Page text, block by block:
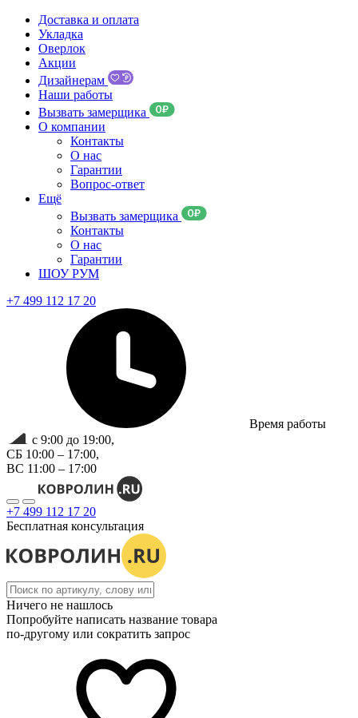
Доставка и оплата
Укладка
Оверлок
Акции
Дизайнерам
Наши работы
Вызвать замерщика
О компании
Контакты
О нас
Гарантии
Вопрос-ответ
Ещё
Вызвать замерщика
Контакты
О нас
Гарантии
ШОУ РУМ
+7 499 112 17 20
Время работы
с 9:00 до 19:00,
СБ 10:00 – 17:00,
ВС 11:00 – 17:00
+7 499 112 17 20
Бесплатная консультация
Ничего не нашлось
Попробуйте написать название товара
по-другому или сократить запрос